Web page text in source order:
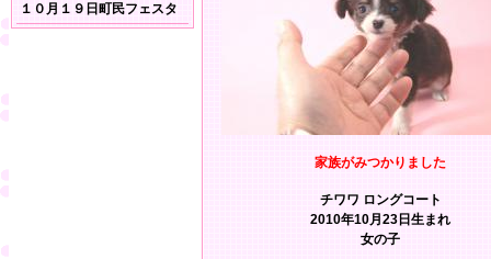
１０月１９日町民フェスタ
家族がみつかりました
チワワ ロングコート
2010年10月23日生まれ
女の子